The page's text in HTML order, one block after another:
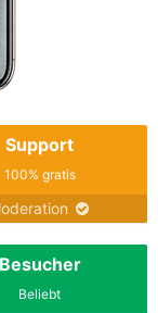
Support
100% gratis
Besucher
Beliebt